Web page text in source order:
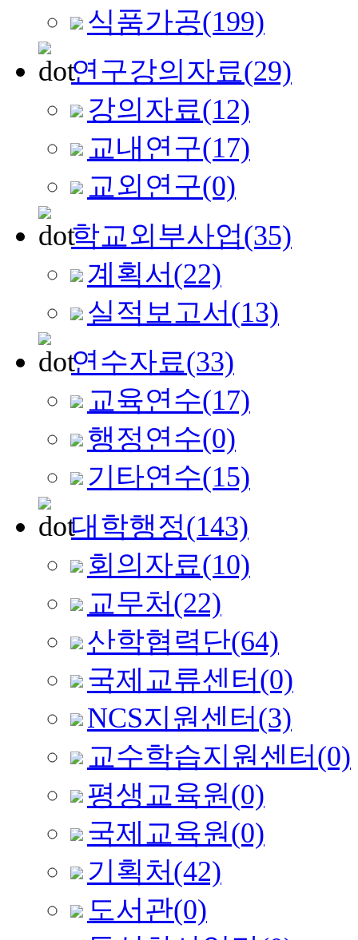
식품가공(199)
연구강의자료(29)
강의자료(12)
교내연구(17)
교외연구(0)
학교외부사업(35)
계획서 (22)
실적보고서 (13)
연수자료(33)
교육연수(17)
행정연수(0)
기타연수(15)
대학행정(143)
회의자료(10)
교무처 (22)
산학협력단(64)
국제교류센터 (0)
NCS지원센터 (3)
교수학습지원센터 (0)
평생교육원(0)
국제교육원(0)
기획처 (42)
도서관(0)